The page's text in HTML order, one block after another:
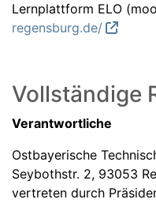
Lernplattform ELO
regensburg.de/
Vollständige
Verantwortliche
Ostbayerische
Seybothstr. 2, 93053
vertreten durch